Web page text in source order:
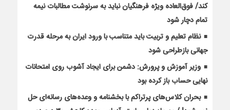
کند/ فوق‌العاده ویژه فرهنگیان نباید به سرنوشت مطالبات نیمه‌
تمام دچار شود
نظام تعلیم و تربیت باید متناسب با ورود ایران به مرحله قدرت
جهانی بازطراحی شود
وزیر آموزش و پرورش: دشمن برای ایجاد آشوب روی امتحانات
نهایی حساب باز کرده بود
بحران کلاس‌های پرتراکم با بخشنامه و وعده‌های رسانه‌ای حل